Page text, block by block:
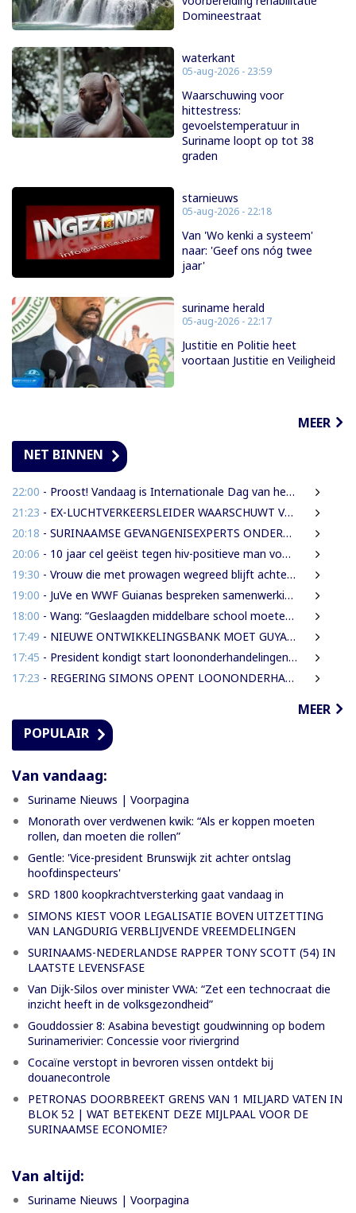
Domineestraat
waterkant
05-aug-2026 - 23:59
Waarschuwing voor
hittestress:
gevoelstemperatuur in
Suriname loopt op tot 38
graden
starnieuws
05-aug-2026 - 22:18
Van 'Wo kenki a systeem'
naar: 'Geef ons nóg twee
jaar'
suriname herald
05-aug-2026 - 22:17
Justitie en Politie heet
voortaan Justitie en Veiligheid
MEER
NET BINNEN
22:00 - Proost! Vandaag is Internationale Dag van het Bier
21:23 - EX-LUCHTVERKEERSLEIDER WAARSCHUWT VOOR RISICO’S VLIEGVEILIGHEID
20:18 - SURINAAMSE GEVANGENISEXPERTS ONDERSTEUNEN JEUGDINRICHTING CURAÇAO
20:06 - 10 jaar cel geëist tegen hiv-positieve man voor vrijheidsberoving, mishandeling en verkrachting van sekswerkster
19:30 - Vrouw die met prowagen wegreed blijft achter tralies
19:00 - JuVe en WWF Guianas bespreken samenwerking rond natuurbescherming
18:00 - Wang: “Geslaagden middelbare school moeten 450 SRD betalen om diploma te ontvangen”
17:49 - NIEUWE ONTWIKKELINGSBANK MOET GUYANESE BEDRIJVEN KLAARSTOMEN OM BUITENLANDSE BEDRIJVEN TE VERVANGEN
17:45 - President kondigt start loononderhandelingen met vakbonden aan
17:23 - REGERING SIMONS OPENT LOONONDERHANDELINGEN MET OVERHEIDSVAKBONDEN NA LICHTE FINANCIËLE ADEMRUIMTE
MEER
POPULAIR
Van vandaag:
Suriname Nieuws | Voorpagina
Monorath over verdwenen kwik: “Als er koppen moeten
rollen, dan moeten die rollen”
Gentle: 'Vice-president Brunswijk zit achter ontslag
hoofdinspecteurs'
SRD 1800 koopkrachtversterking gaat vandaag in
SIMONS KIEST VOOR LEGALISATIE BOVEN UITZETTING
VAN LANGDURIG VERBLIJVENDE VREEMDELINGEN
SURINAAMS-NEDERLANDSE RAPPER TONY SCOTT (54) IN
LAATSTE LEVENSFASE
Van Dijk-Silos over minister VWA: “Zet een technocraat die
inzicht heeft in de volksgezondheid”
Gouddossier 8: Asabina bevestigt goudwinning op bodem
Surinamerivier: Concessie voor riviergrind
Cocaïne verstopt in bevroren vissen ontdekt bij
douanecontrole
PETRONAS DOORBREEKT GRENS VAN 1 MILJARD VATEN IN
BLOK 52 | WAT BETEKENT DEZE MIJLPAAL VOOR DE
SURINAAMSE ECONOMIE?
Van altijd:
Suriname Nieuws | Voorpagina